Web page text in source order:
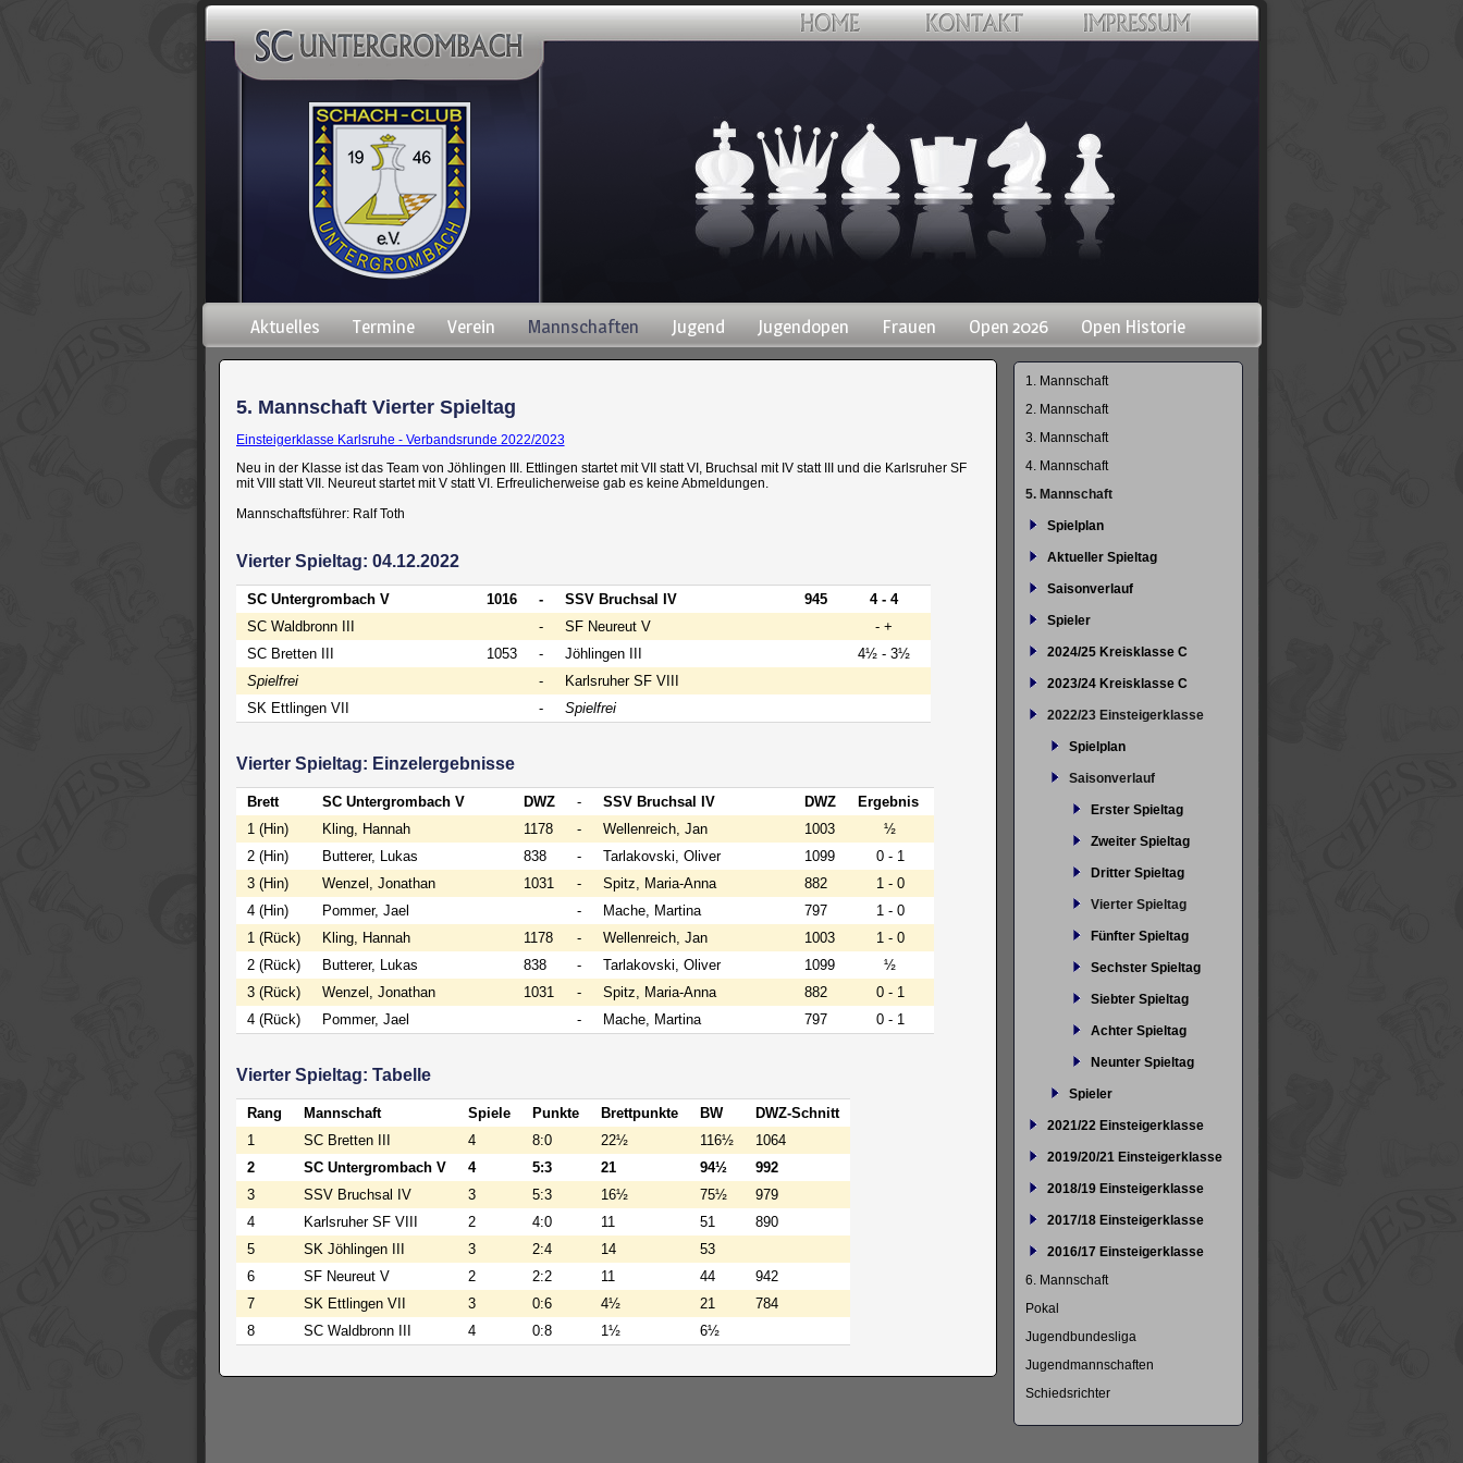
Navigation
überspringen
Aktuelles Termine Verein Mannschaften Jugend Jugendopen Frauen Open 2026 Open Historie
5. Mannschaft Vierter Spieltag
Einsteigerklasse Karlsruhe - Verbandsrunde 2022/2023
Neu in der Klasse ist das Team von Jöhlingen III. Ettlingen startet mit VII statt VI, Bruchsal mit IV statt III und die Karlsruher SF
mit VIII statt VII. Neureut startet mit V statt VI. Erfreulicherweise gab es keine Abmeldungen.
Mannschaftsführer: Ralf Toth
Vierter Spieltag: 04.12.2022
SC Untergrombach V 1016 - SSV Bruchsal IV 945
4 - 4
SC Waldbronn III
- SF Neureut V
- +
SC Bretten III
1053 - Jöhlingen III
4½ - 3½
Spielfrei
-
Karlsruher SF VIII
SK Ettlingen VII
- Spielfrei
Vierter Spieltag: Einzelergebnisse
Brett SC Untergrombach V DWZ - SSV Bruchsal IV DWZ
Ergebnis
1 (Hin)
Kling, Hannah 1178 - Wellenreich, Jan 1003
½
2 (Hin)
Butterer, Lukas 838 - Tarlakovski, Oliver 1099
0 - 1
3 (Hin)
Wenzel, Jonathan 1031 - Spitz, Maria-Anna 882
1 - 0
4 (Hin)
Pommer, Jael - Mache, Martina 797
1 - 0
1 (Rück)
Kling, Hannah 1178 - Wellenreich, Jan 1003
1 - 0
2 (Rück)
Butterer, Lukas 838 - Tarlakovski, Oliver 1099
½
3 (Rück)
Wenzel, Jonathan 1031 - Spitz, Maria-Anna 882
0 - 1
4 (Rück)
Pommer, Jael - Mache, Martina 797 0 - 1
Vierter Spieltag: Tabelle
Rang Mannschaft Spiele Punkte Brettpunkte BW
DWZ-Schnitt
1
SC Bretten III 4 8:0 22½ 116½
1064
2
SC Untergrombach V 4 5:3 21 94½
992
3
SSV Bruchsal IV 3 5:3 16½ 75½
979
4
Karlsruher SF VIII 2 4:0 11 51
890
5
SK Jöhlingen III 3 2:4 14
53
6
SF Neureut V 2 2:2 11 44
942
7
SK Ettlingen VII 3 0:6 4½ 21
784
8
SC Waldbronn III 4 0:8 1½ 6½
Navigation
1. Mannschaft
2. Mannschaft
3. Mannschaft
4. Mannschaft
5. Mannschaft
Spielplan
Aktueller Spieltag
Saisonverlauf
Spieler
2024/25 Kreisklasse C
2023/24 Kreisklasse C
2022/23 Einsteigerklasse
Spielplan
Saisonverlauf
Erster Spieltag
Zweiter Spieltag
Dritter Spieltag
Vierter Spieltag
Fünfter Spieltag
Sechster Spieltag
Siebter Spieltag
Achter Spieltag
Neunter Spieltag
Spieler
2021/22 Einsteigerklasse
2019/20/21 Einsteigerklasse
2018/19 Einsteigerklasse
2017/18 Einsteigerklasse
2016/17 Einsteigerklasse
6. Mannschaft
Pokal
Jugendbundesliga
Jugendmannschaften
Schiedsrichter